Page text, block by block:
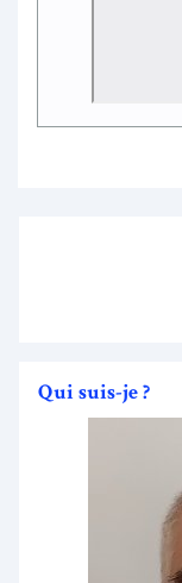
Qui suis-je ?